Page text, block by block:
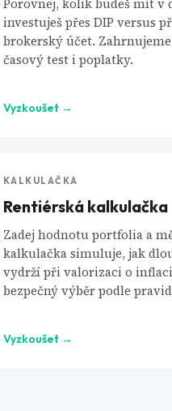
Porovnej, kolik budeš mít v
investuješ přes DIP versus
brokerský účet.
časový test i poplatky.
Vyzkoušet→
KALKULAČKA
Rentiérská kalkulačka
Zadej hodnotu portfolia a
kalkulačka simuluje, jak
vydrží při valorizaci o
bezpečný výběr podle
Vyzkoušet→